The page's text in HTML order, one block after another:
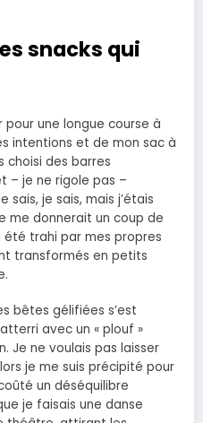
snacks qui
pour une longue course à
intentions et de mon sac à
choisi des barres
– je ne rigole pas –
sais, je sais, mais j’étais
me donnerait un coup de
été trahi par mes propres
transformés en petits
bêtes gélifiées s’est
avec un « plouf »
Je ne voulais pas laisser
je me suis précipité pour
un déséquilibre
je faisais une danse